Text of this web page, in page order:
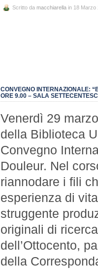
Scritto da macchiarella in 18 Marzo
CONVEGNO INTERNAZIONALE:
ORE 9.00 – SALA
Venerdì 29
della Biblioteca
Convegno
Douleur. Nel
riannodare i fili
esperienza di
struggente
originali di
dell’Ottocento,
della